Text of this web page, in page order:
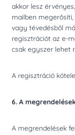
akkor lesz
mailben
vagy tévedésből
regisztrációt az e-
csak egyszer lehet
A regisztráció
6. A
A megrendelések